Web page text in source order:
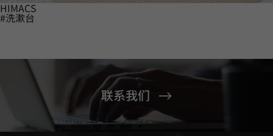
HIMACS
#洗漱台
联系我们